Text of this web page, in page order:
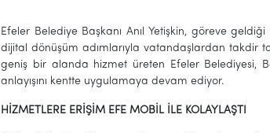
Efeler Belediye Başkanı Anıl Yetişkin, göreve
dijital dönüşüm adımlarıyla vatandaşlardan takdir
geniş bir alanda hizmet üreten Efeler Belediyesi,
anlayışını kentte uygulamaya devam ediyor.
HİZMETLERE ERİŞİM EFE MOBİL İLE KOLAYLAŞTI